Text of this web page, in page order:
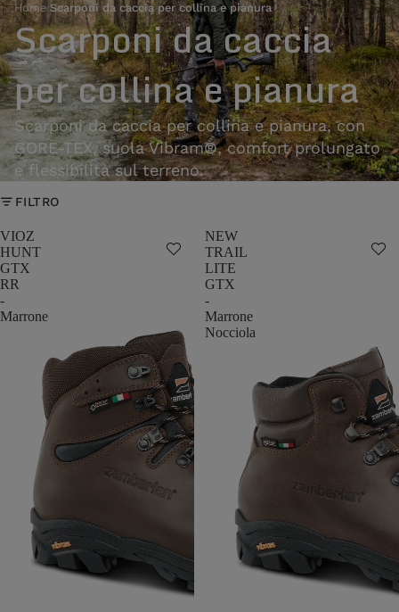
Home›Scarponi da caccia per collina e pianura
Scarponi da caccia
per collina e pianura
Scarponi da caccia per collina e pianura, con
GORE-TEX, suola Vibram®, comfort prolungato
e flessibilità sul terreno.
FILTRO
VIOZ
HUNT
GTX
RR
-
Marrone
NEW
TRAIL
LITE
GTX
-
Marrone
Nocciola